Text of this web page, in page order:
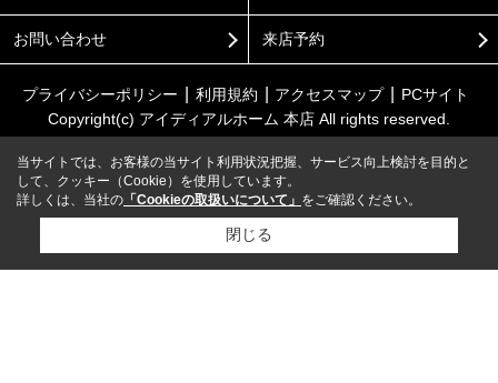
お問い合わせ 来店予約
プライバシーポリシー 利用規約 アクセスマップ
PCサイト
Copyright(c) アイディアルホーム 本店 All rights reserved.
当サイトでは、お客様の当サイト利用状況把握、サービス向上検討を目的と
して、クッキー（Cookie）を使用しています。
詳しくは、当社の 「Cookieの取扱いについて」 をご確認ください。
閉じる